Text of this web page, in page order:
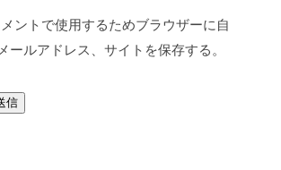
ントで使用するためブラウザーに自
ールアドレス、サイトを保存する。